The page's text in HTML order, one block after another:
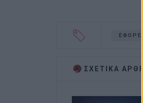
ΕΦΟΡΕΙΑ
ΣΧΕΤΙΚA AΡΘΡΑ